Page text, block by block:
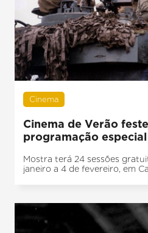
Cinema
Cinema de Verão
programação especial
Mostra terá 24 sessões
janeiro a 4 de fevereiro, em